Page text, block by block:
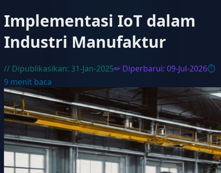
Implementasi IoT dalam
Industri Manufaktur
// Dipublikasikan: 31-Jan-2025✏ Diperbarui: 09-Jul-2026⏱
9 menit baca